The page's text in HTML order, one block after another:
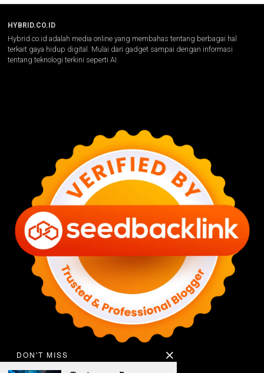
HYBRID.CO.ID
Hybrid.co.id adalah media online yang membahas tentang berbagai hal
terkait gaya hidup digital. Mulai dari gadget sampai dengan informasi
tentang teknologi terkini seperti AI.
DON'T MISS